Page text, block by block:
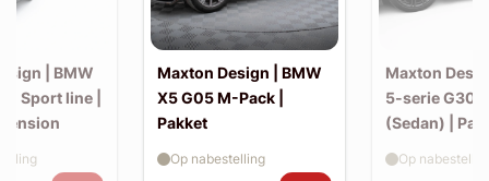
| BMW
Sport line |
Maxton Design | BMW
X5 G05 M-Pack |
Pakket
Op nabestelling
Maxton
5-serie G30
(Sedan) |
Op